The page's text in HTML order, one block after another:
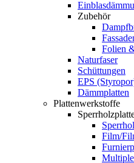
Zubehör
Folien
Naturfaser
Schüttungen
EPS
Dämmplatten
Plattenwerkstoffe
Film/